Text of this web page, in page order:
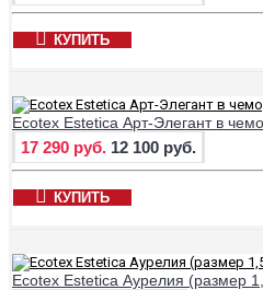
КУПИТЬ
Ecotex Estetica Арт-Элегант в
17 290 руб. 12 100 руб.
КУПИТЬ
Ecotex Estetica Аурелия (размер